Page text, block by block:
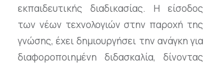
εκπαιδευτικής διαδικασίας. Η είσοδος
των νέων τεχνολογιών στην παροχή της
γνώσης, έχει δημιουργήσει την ανάγκη για
διαφοροποιημένη διδασκαλία, δίνοντας